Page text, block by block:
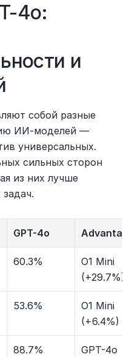
4o:
и
собой разные
ИИ-моделей —
универсальных.
сильных сторон
из них лучше
GPT-4o
60.3%
O1 Mini
(+29.7%)
53.6%
O1 Mini
(+6.4%)
88.7%
GPT-4o